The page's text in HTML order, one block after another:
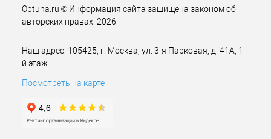
Optuha.ru © Информация сайта защищена законом об
авторских правах. 2026
Наш адрес: 105425, г. Москва, ул. 3-я Парковая, д. 41А, 1-
й этаж
Посмотреть на карте